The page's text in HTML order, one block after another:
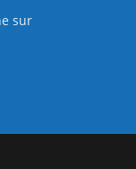
sur